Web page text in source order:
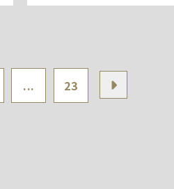
... 23